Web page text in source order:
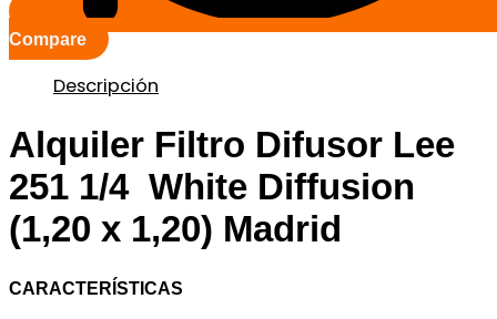
Compare
Descripción
Alquiler Filtro Difusor Lee
251 1/4 White Diffusion
(1,20 x 1,20) Madrid
CARACTERÍSTICAS